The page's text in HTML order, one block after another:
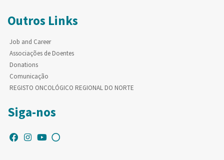
Outros Links
Job and Career
Associações de Doentes
Donations
Comunicação
REGISTO ONCOLÓGICO REGIONAL DO NORTE
Siga-nos